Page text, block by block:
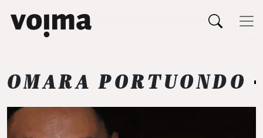
Päävalikko
OMARA PORTUONDO